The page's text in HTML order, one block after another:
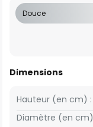
Douce
Dimensions
Hauteur (en cm) :
Diamètre (en